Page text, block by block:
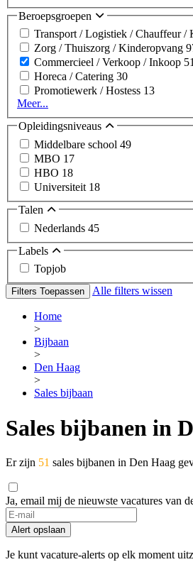
Beroepsgroepen
Transport / Logistiek / Chauffeur /
Zorg / Thuiszorg / Kinderopvang
Commercieel / Verkoop / Inkoop
Horeca / Catering 30
Promotiewerk / Hostess 13
Meer...
Opleidingsniveaus
Middelbare school 49
MBO 17
HBO 18
Universiteit 18
Talen
Nederlands 45
Labels
Topjob
Filters Toepassen Alle filters wissen
Home
>
Bijbaan
>
Den Haag
>
Sales bijbaan
Sales bijbanen in
Er zijn 51 sales bijbanen in Den Haag
Ja, email mij de nieuwste vacatures van
Alert opslaan
Je kunt vacature-alerts op elk moment